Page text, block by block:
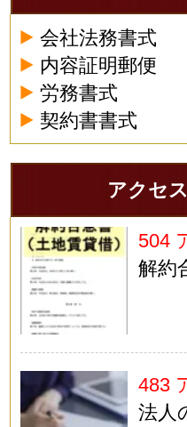
会社法務書式
内容証明郵便
労務書式
契約書書式
アクセ
504
解約
483
法人